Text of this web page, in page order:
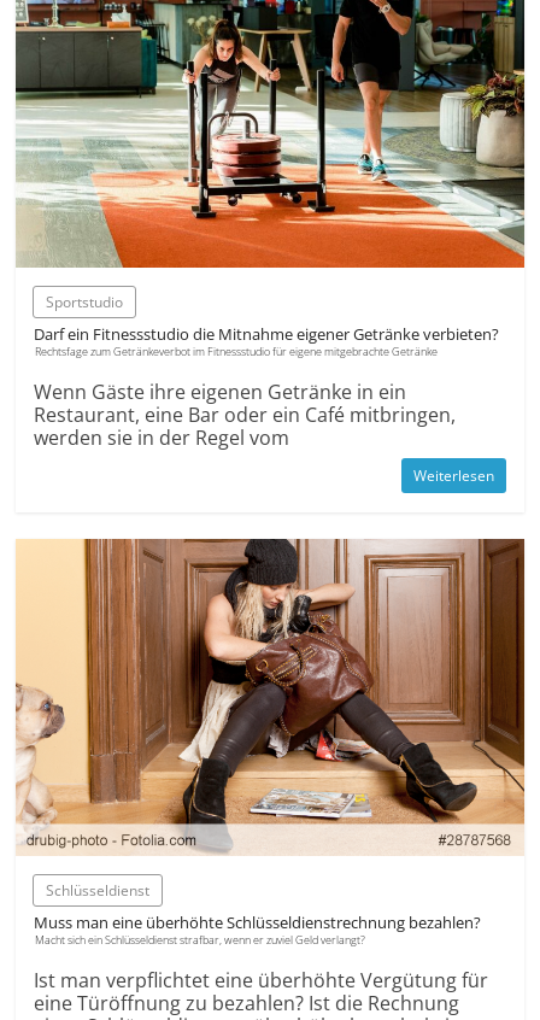
Sportstudio
Darf ein Fitnessstudio die Mitnahme eigener Getränke verbieten?
Rechtsfage zum Getränkeverbot im Fitnessstudio für eigene mitgebrachte Getränke
Wenn Gäste ihre eigenen Getränke in ein
Restaurant, eine Bar oder ein Café mitbringen,
werden sie in der Regel vom
Weiterlesen
Schlüsseldienst
Muss man eine überhöhte Schlüssel­dienst­rechnung bezahlen?
Macht sich ein Schlüssel­dienst strafbar, wenn er zuviel Geld verlangt?
Ist man verpflichtet eine überhöhte Vergütung für
eine Türö­ffnung zu bezahlen? Ist die Rechnung